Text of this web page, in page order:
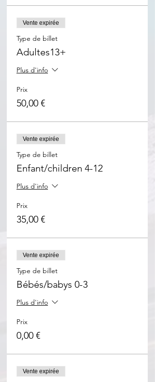
Vente expirée
Type de billet
Adultes13+
Plus d'info
Prix
50,00 €
Vente expirée
Type de billet
Enfant/children 4-12
Plus d'info
Prix
35,00 €
Vente expirée
Type de billet
Bébés/babys 0-3
Plus d'info
Prix
0,00 €
Vente expirée